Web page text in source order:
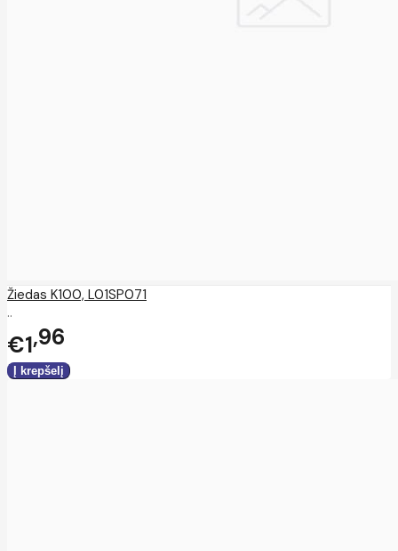
Žiedas K100, L01SP071
..
€1 96